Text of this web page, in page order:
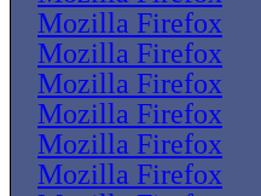
Mozilla Firefox
Mozilla Firefox
Mozilla Firefox
Mozilla Firefox
Mozilla Firefox
Mozilla Firefox